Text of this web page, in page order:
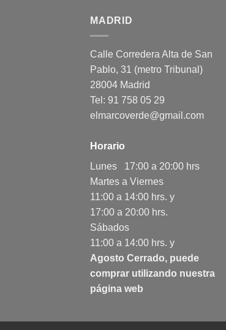
MADRID
Calle Corredera Alta de San
Pablo, 31 (metro Tribunal)
28004 Madrid
Tel: 91 758 05 29
elmarcoverde@gmail.com
Horario
Lunes 17:00 a 20:00 hrs
Martes a Viernes
11:00 a 14:00 hrs. y
17:00 a 20:00 hrs.
Sábados
11:00 a 14:00 hrs. y
Agosto Cerrado, puede
comprar utilizando nuestra
página web